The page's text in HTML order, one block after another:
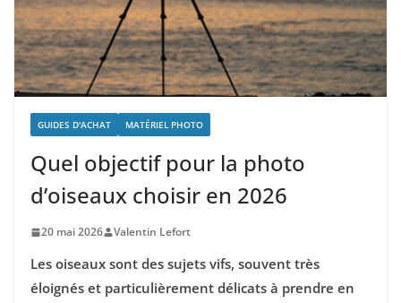
GUIDES D'ACHAT MATÉRIEL PHOTO
Quel objectif pour la photo
d’oiseaux choisir en 2026
20 mai 2026 Valentin Lefort
Les oiseaux sont des sujets vifs, souvent très
éloignés et particulièrement délicats à prendre en